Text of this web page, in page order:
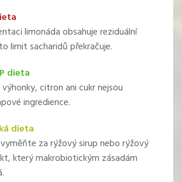
limonáda obsahuje reziduální
limit sacharidů překračuje.
dieta
citron ani cukr nejsou
ingredience.
dieta
za rýžový sirup nebo rýžový
který makrobiotickým zásadám